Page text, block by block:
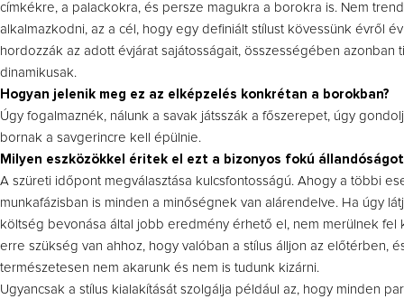
címkékre, a palackokra, és persze magukra a borokra is. Nem
alkalmazkodni, az a cél, hogy egy definiált stílust kövessünk évről
hordozzák az adott évjárat sajátosságait, összességében azonban
dinamikusak.
Hogyan jelenik meg ez az elképzelés konkrétan a borokban?
Úgy fogalmaznék, nálunk a savak játsszák a főszerepet, úgy
bornak a savgerincre kell épülnie.
Milyen eszközökkel éritek el ezt a bizonyos fokú
A szüreti időpont megválasztása kulcsfontosságú. Ahogy a többi
munkafázisban is minden a minőségnek van alárendelve. Ha úgy
költség bevonása által jobb eredmény érhető el, nem merülnek fel
erre szükség van ahhoz, hogy valóban a stílus álljon az előtérben,
természetesen nem akarunk és nem is tudunk kizárni.
Ugyancsak a stílus kialakítását szolgálja például az, hogy minden